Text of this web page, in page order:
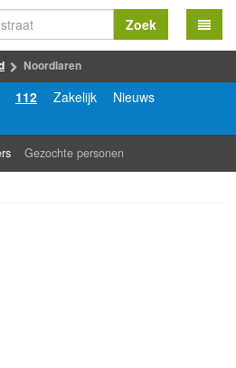
Zoek
Noordlaren
112 Zakelijk
Nieuws
Gezochte personen